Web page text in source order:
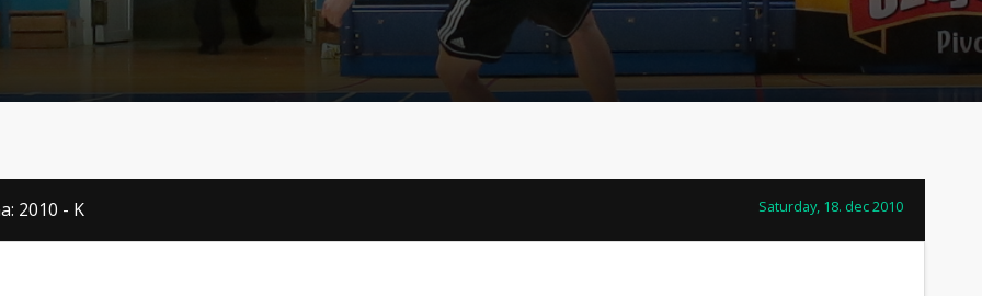
2010 - K Saturday, 18. dec 2010